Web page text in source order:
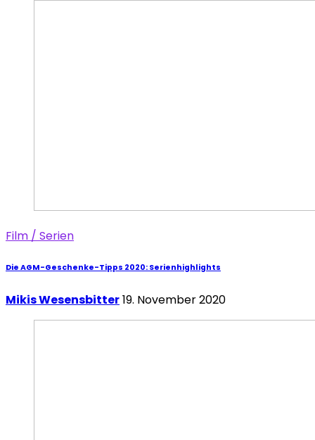
Film / Serien
Die AGM-Geschenke-Tipps 2020: Serienhighlights
Mikis Wesensbitter19. November 2020